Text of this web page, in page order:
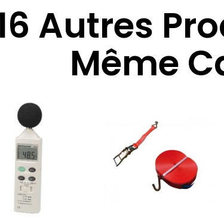
Autres
Même